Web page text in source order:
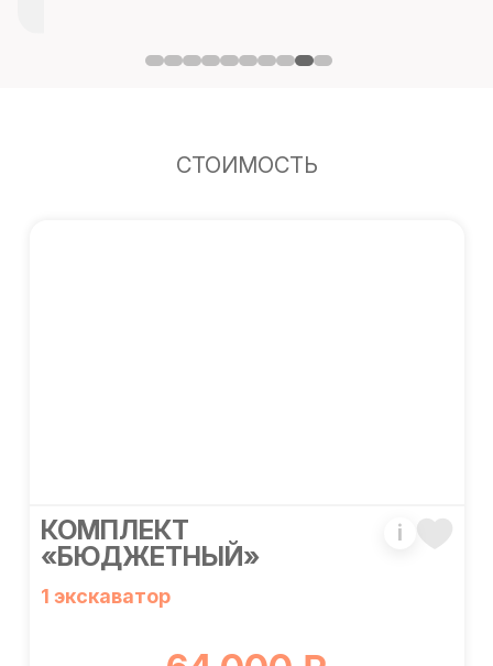
СТОИМОСТЬ
КОМПЛЕКТ
«БЮДЖЕТНЫЙ»
i
1 экскаватор